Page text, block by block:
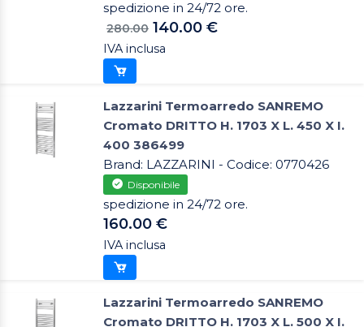
spedizione in 24/72 ore.
280.00 140.00 €
IVA inclusa
Lazzarini Termoarredo SANREMO
Cromato DRITTO H. 1703 X L. 450 X I.
400 386499
Brand: LAZZARINI - Codice: 0770426
Disponibile
spedizione in 24/72 ore.
160.00 €
IVA inclusa
Lazzarini Termoarredo SANREMO
Cromato DRITTO H. 1703 X L. 500 X I.